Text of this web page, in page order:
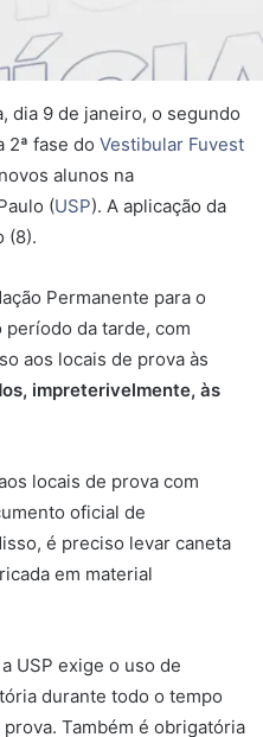
dia 9 de janeiro, o segundo
2ª fase do Vestibular Fuvest
alunos na
(USP). A aplicação da
(8).
Permanente para o
período da tarde, com
aos locais de prova às
impreterivelmente, às
locais de prova com
oficial de
é preciso levar caneta
em material
USP exige o uso de
durante todo o tempo
Também é obrigatória